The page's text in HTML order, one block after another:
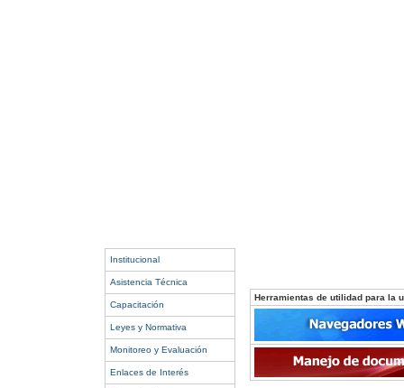
Institucional
Asistencia Técnica
Capacitación
Leyes y Normativa
Monitoreo y Evaluación
Enlaces de Interés
Herramientas de utilidad para la